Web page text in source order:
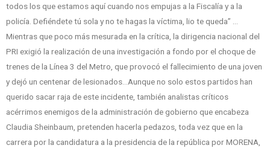
todos los que estamos aquí cuando nos empujas a la Fiscalía y a la
policía. Defiéndete tú sola y no te hagas la víctima, lio te queda” …
Mientras que poco más mesurada en la crítica, la dirigencia nacional del
PRI exigió la realización de una investigación a fondo por el choque de
trenes de la Línea 3 del Metro, que provocó el fallecimiento de una joven
y dejó un centenar de lesionados…Aunque no solo estos partidos han
querido sacar raja de este incidente, también analistas críticos
acérrimos enemigos de la administración de gobierno que encabeza
Claudia Sheinbaum, pretenden hacerla pedazos, toda vez que en la
carrera por la candidatura a la presidencia de la república por MORENA,